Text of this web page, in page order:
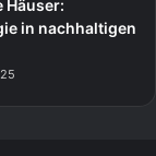
Häuser:
in nachhaltigen